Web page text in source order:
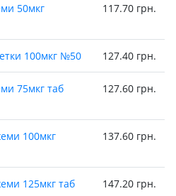
50мкг
117.70 грн.
100мкг №50 127.40 грн.
75мкг таб
127.60 грн.
100мкг
137.60 грн.
125мкг таб
147.20 грн.